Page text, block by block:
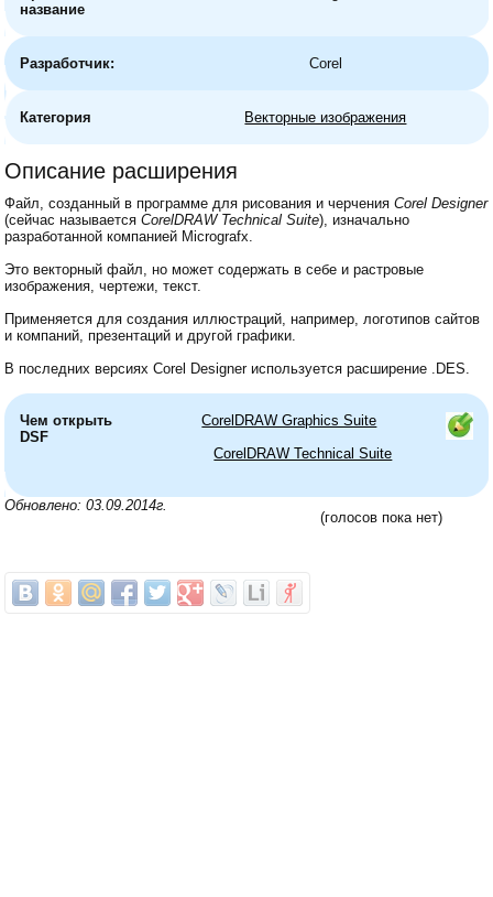
название
Разработчик: Corel
Категория Векторные изображения
Описание расширения
Файл, созданный в программе для рисования и черченияCorel Designer
(сейчас называетсяCorelDRAW Technical Suite), изначально
разработанной компанией Micrografx.
Это векторный файл, но может содержать в себе и растровые
изображения, чертежи, текст.
Применяется для создания иллюстраций, например, логотипов сайтов
и компаний, презентаций и другой графики.
В последних версиях Corel Designer используется расширение .DES.
Чем открыть
DSF
CorelDRAW Graphics Suite
CorelDRAW Technical Suite
Обновлено: 03.09.2014г.
(голосов пока нет)